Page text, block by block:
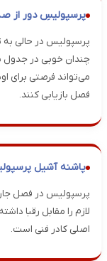
پرسپولیسِ دور از
پرسپولیس در حالی
چندان خوبی در جدول
می‌تواند فرصتی برای
فصل بازیابی کنند.
پاشنه آشیل
پرسپولیس در فصل
لازم را مقابل رقبا
اصلی کادر فنی است.